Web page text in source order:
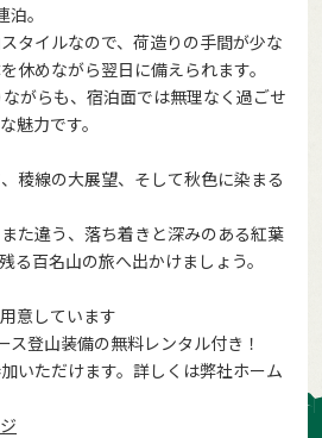
。
タイルなので、荷造りの手間が少な
休めながら翌日に備えられます。
がらも、宿泊面では無理なく過ごせ
魅力です。
稜線の大展望、そして秋色に染まる
た違う、落ち着きと深みのある紅葉
る百名山の旅へ出かけましょう。
意しています
登山装備の無料レンタル付き！
いただけます。詳しくは弊社ホーム